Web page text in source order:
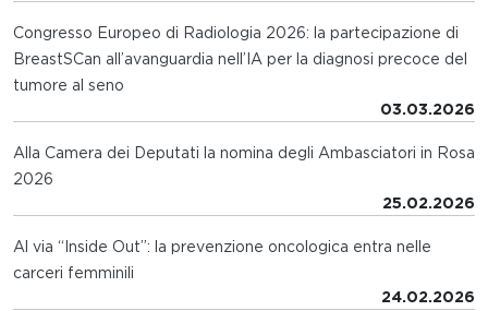
Congresso Europeo di Radiologia 2026: la partecipazione di
BreastSCan all’avanguardia nell’IA per la diagnosi precoce del
tumore al seno
03.03.2026
Alla Camera dei Deputati la nomina degli Ambasciatori in Rosa
2026
25.02.2026
Al via “Inside Out”: la prevenzione oncologica entra nelle
carceri femminili
24.02.2026